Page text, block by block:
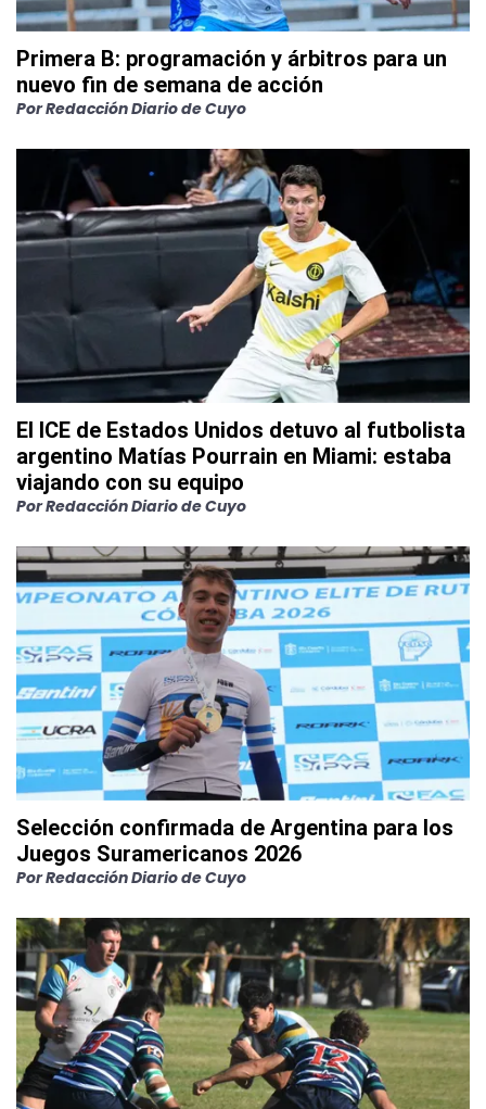
Primera B: programación y árbitros para un
nuevo fin de semana de acción
PorRedacción Diario de Cuyo
El ICE de Estados Unidos detuvo al futbolista
argentino Matías Pourrain en Miami: estaba
viajando con su equipo
PorRedacción Diario de Cuyo
Selección confirmada de Argentina para los
Juegos Suramericanos 2026
PorRedacción Diario de Cuyo